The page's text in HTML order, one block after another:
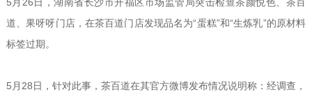
道、果呀呀门店，在茶百道门店发现品名为“蛋糕”和“生炼乳”的原材料
标签过期。
5月28日，针对此事，茶百道在其官方微博发布情况说明称：经调查，